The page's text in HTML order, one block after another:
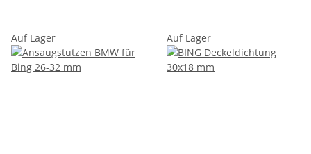
Auf Lager Auf Lager